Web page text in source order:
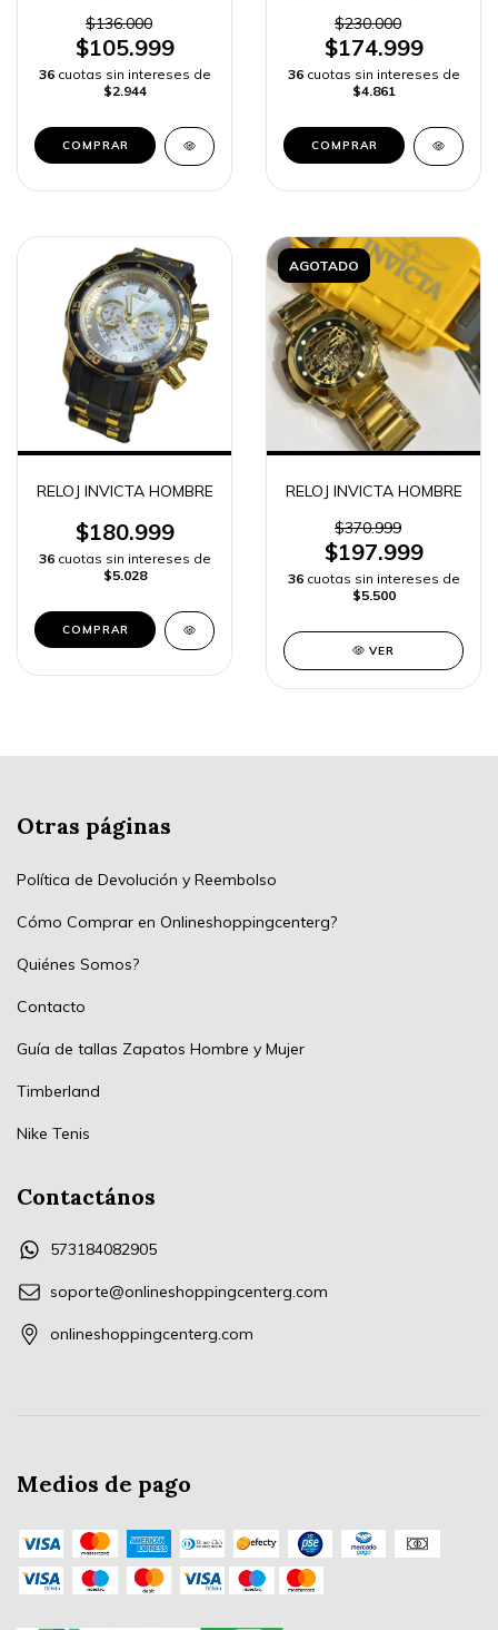
$136.000
$105.999
36 cuotas sin intereses de
$2.944
COMPRAR
$230.000
$174.999
36 cuotas sin intereses de
$4.861
COMPRAR
RELOJ INVICTA HOMBRE
$180.999
36 cuotas sin intereses de
$5.028
COMPRAR
AGOTADO
RELOJ INVICTA HOMBRE
$370.999
$197.999
36 cuotas sin intereses de
$5.500
VER
Otras páginas
Política de Devolución y Reembolso
Cómo Comprar en Onlineshoppingcenterg?
Quiénes Somos?
Contacto
Guía de tallas Zapatos Hombre y Mujer
Timberland
Nike Tenis
Contactános
573184082905
soporte@onlineshoppingcenterg.com
onlineshoppingcenterg.com
Medios de pago